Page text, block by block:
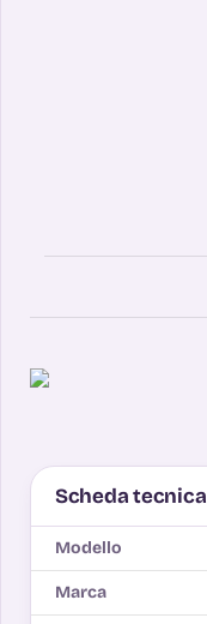
Scheda tecnica
Modello
Marca